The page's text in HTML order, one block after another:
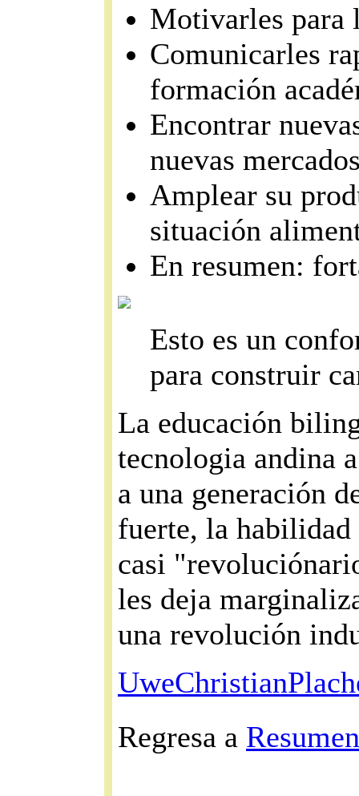
Motivarles para
Comunicarles
formación
Encontrar
nuevas
Amplear su
situación
En resumen:
Esto es un
para construir
La educación
tecnologia andina
a una generación
fuerte, la habilidad
casi
les deja
una revolución
Regresa a